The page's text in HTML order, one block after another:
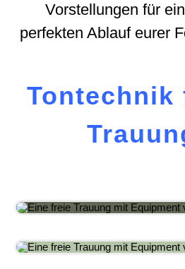
Vorstellungen für
perfekten Ablauf eurer
Tontechnik